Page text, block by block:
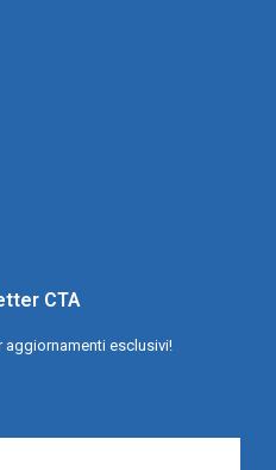
CTA
aggiornamenti esclusivi!